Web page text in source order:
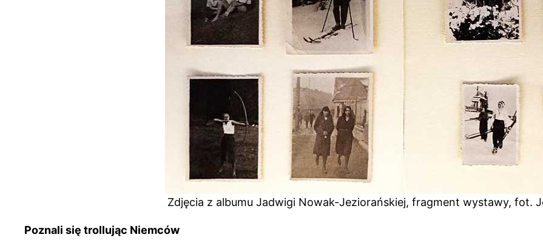
Zdjęcia z albumu Jadwigi Nowak-Jeziorańskiej, fragment wystawy, fot.
Poznali się trollując Niemców